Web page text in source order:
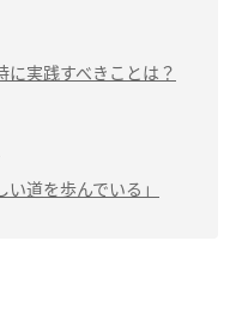
実践すべきことは？
道を歩んでいる」